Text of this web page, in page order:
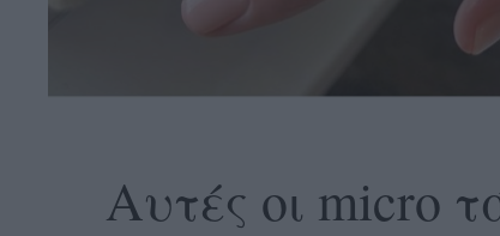
Αυτές οι micro